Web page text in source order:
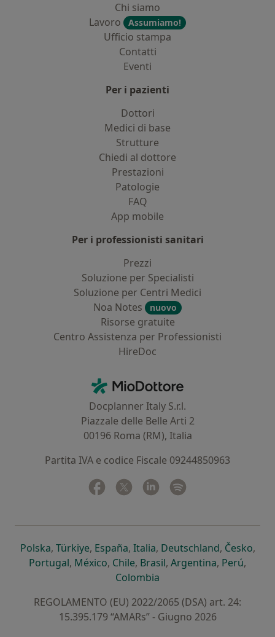
Chi siamo
Lavoro
Assumiamo!
Ufficio stampa
Contatti
Eventi
Per i pazienti
Dottori
Medici di base
Strutture
Chiedi al dottore
Prestazioni
Patologie
FAQ
App mobile
Per i professionisti sanitari
Prezzi
Soluzione per Specialisti
Soluzione per Centri Medici
Noa Notes
nuovo
Risorse gratuite
Centro Assistenza per Professionisti
HireDoc
MioDottore - Homepage
Docplanner Italy S.r.l.
Piazzale delle Belle Arti 2
00196 Roma (RM), Italia
Partita IVA e codice Fiscale 09244850963
Facebook
si apre in una nuova scheda
Twitter
si apre in una nuova scheda
Linkedin
si apre in una nuova
Polskasi apre in una nuova scheda
, Türkiyesi apre in una nuova scheda
, Españasi apre in una nuova scheda
, Italiasi apre in una nuova
, Deutschlandsi apre in
, Českosi
,
Portugalsi apre in una nuova scheda
, Méxicosi apre in una nuova scheda
, Chilesi apre in una nuova scheda
, Brasilsi apre in una nuova
, Argentinasi apre in
, Perúsi
,
Colombia
REGOLAMENTO (EU) 2022/2065 (DSA) art. 24:
15.395.179 “AMARs” - Giugno 2026